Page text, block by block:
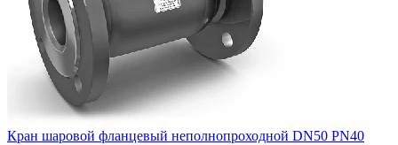
Кран шаровой фланцевый неполнопроходной DN50 PN40